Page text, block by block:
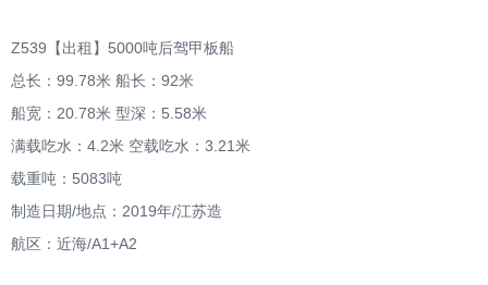
Z539【出租】5000吨后驾甲板船
总长：99.78米 船长：92米
船宽：20.78米 型深：5.58米
满载吃水：4.2米 空载吃水：3.21米
载重吨：5083吨
制造日期/地点：2019年/江苏造
航区：近海/A1+A2